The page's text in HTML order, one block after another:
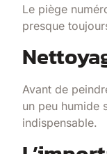
Le piège
presque
Avant de
un peu humide
indispensable.